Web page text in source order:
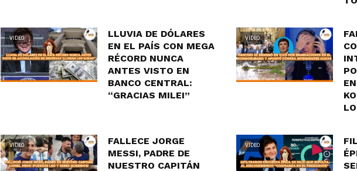
VIDEO
LLUVIA DE DÓLARES
EN EL PAÍS CON MEGA
RÉCORD NUNCA
ANTES VISTO EN
BANCO CENTRAL:
“GRACIAS MILEI”
VIDEO
VIDEO
FALLECE JORGE
MESSI, PADRE DE
NUESTRO CAPITÁN
VIDEO